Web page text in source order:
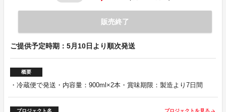
販売終了
ご提供予定時期：5月10日より順次発送
概要
・冷蔵便で発送・内容量：900ml×2本・賞味期限：製造より7日間
プロジェクト名 プロジェクトを見る